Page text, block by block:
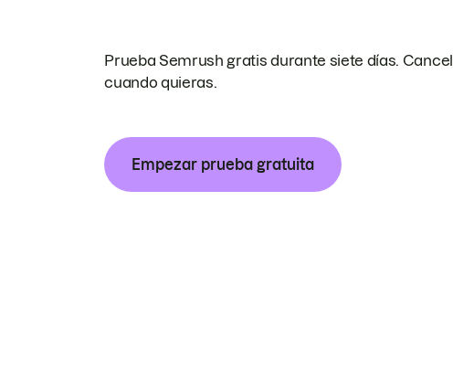
Prueba Semrush gratis durante siete días.
cuando quieras.
Empezar prueba gratuita